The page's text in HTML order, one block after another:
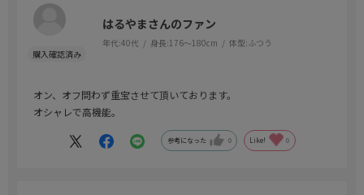
はるやまさんのファン
年代:40代 身長:176～180cm 体型:ふつう
オン、オフ問わず重宝させて頂いております。
オシャレで高機能。
参考になった 0 Like! 0